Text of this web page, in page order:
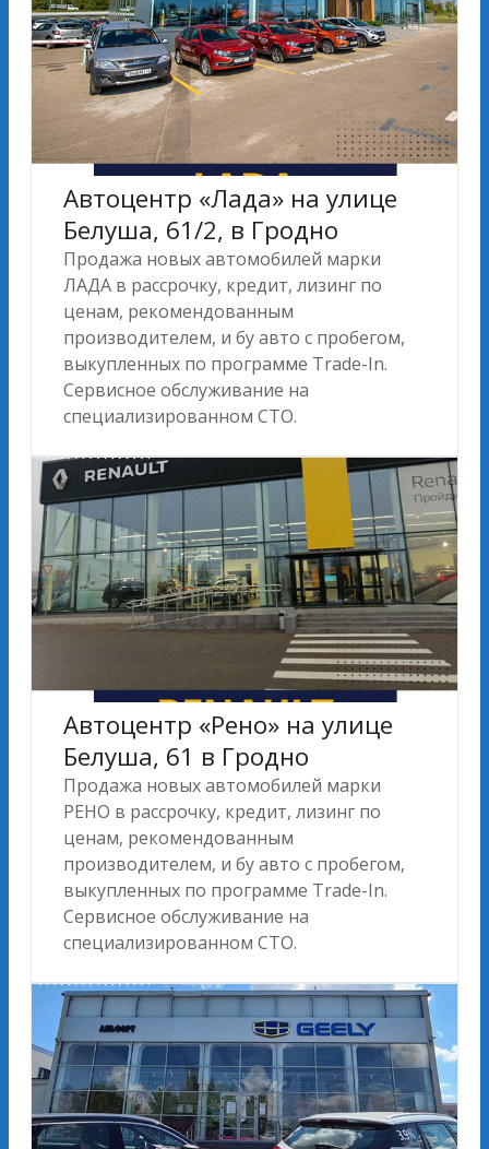
Автоцентр «Лада» на улице
Белуша, 61/2, в Гродно
Продажа новых автомобилей марки
ЛАДА в рассрочку, кредит, лизинг по
ценам, рекомендованным
производителем, и бу авто с пробегом,
выкупленных по программе Trade-In.
Сервисное обслуживание на
специализированном СТО.
Автоцентр «Рено» на улице
Белуша, 61 в Гродно
Продажа новых автомобилей марки
РЕНО в рассрочку, кредит, лизинг по
ценам, рекомендованным
производителем, и бу авто с пробегом,
выкупленных по программе Trade-In.
Сервисное обслуживание на
специализированном СТО.